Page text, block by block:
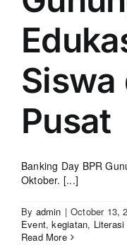
Siswa
Pusat
Banking Day BPR
Oktober. [...]
By admin | October 13,
Event,kegiatan,
Read More